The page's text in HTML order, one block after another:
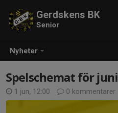
Nyheter
Gerdskens BK
Senior
Spelschemat för juni
1 jun, 12:00 0 kommentarer